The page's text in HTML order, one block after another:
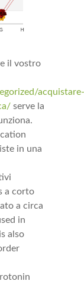
il vostro
acquistare-
serve la
in una
a corto
a circa
in
also